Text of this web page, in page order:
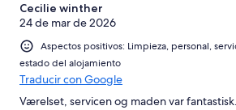
Cecilie winther
24 de mar de 2026
Aspectos positivos: Limpieza, personal,
estado del alojamiento
Traducir con Google
Værelset, servicen og maden var